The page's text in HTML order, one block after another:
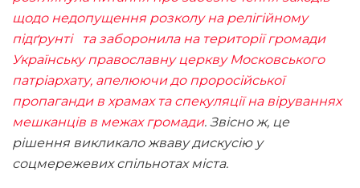
щодо недопущення розколу на релігійному
підґрунті та заборонила на території громади
Українську православну церкву Московського
патріархату, апелюючи до проросійської
пропаганди в храмах та спекуляції на віруваннях
мешканців в межах громади. Звісно ж, це
рішення викликало жваву дискусію у
соцмережевих спільнотах міста.